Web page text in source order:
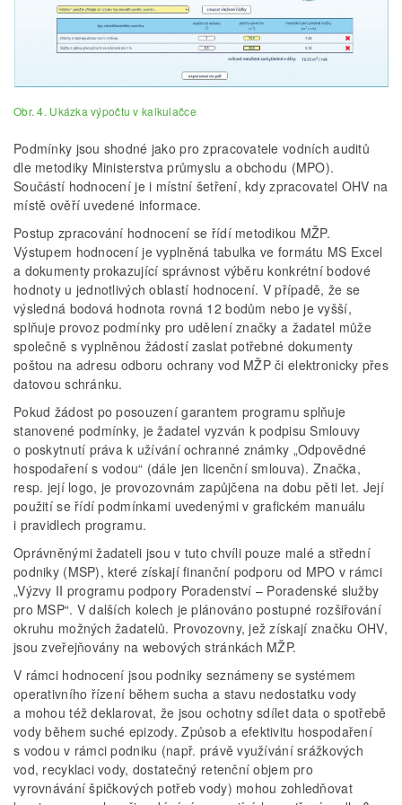
Obr. 4. Ukázka výpočtu v kalkulačce
Podmínky jsou shodné jako pro zpracovatele vodních auditů
dle metodiky Ministerstva průmyslu a obchodu (MPO).
Součástí hodnocení je i místní šetření, kdy zpracovatel OHV na
místě ověří uvedené informace.
Postup zpracování hodnocení se řídí metodikou MŽP.
Výstupem hodnocení je vyplněná tabulka ve formátu MS Excel
a dokumenty prokazující správnost výběru konkrétní bodové
hodnoty u jednotlivých oblastí hodnocení. V případě, že se
výsledná bodová hodnota rovná 12 bodům nebo je vyšší,
splňuje provoz podmínky pro udělení značky a žadatel může
společně s vyplněnou žádostí zaslat potřebné dokumenty
poštou na adresu odboru ochrany vod MŽP či elektronicky přes
datovou schránku.
Pokud žádost po posouzení garantem programu splňuje
stanovené podmínky, je žadatel vyzván k podpisu Smlouvy
o poskytnutí práva k užívání ochranné známky „Odpovědné
hospodaření s vodou“ (dále jen licenční smlouva). Značka,
resp. její logo, je provozovnám zapůjčena na dobu pěti let. Její
použití se řídí podmínkami uvedenými v grafickém manuálu
i pravidlech programu.
Oprávněnými žadateli jsou v tuto chvíli pouze malé a střední
podniky (MSP), které získají finanční podporu od MPO v rámci
„Výzvy II programu podpory Poradenství – Poradenské služby
pro MSP“. V dalších kolech je plánováno postupné rozšiřování
okruhu možných žadatelů. Provozovny, jež získají značku OHV,
jsou zveřejňovány na webových stránkách MŽP.
V rámci hodnocení jsou podniky seznámeny se systémem
operativního řízení během sucha a stavu nedostatku vody
a mohou též deklarovat, že jsou ochotny sdílet data o spotřebě
vody během suché epizody. Způsob a efektivitu hospodaření
s vodou v rámci podniku (např. právě využívání srážkových
vod, recyklaci vody, dostatečný retenční objem pro
vyrovnávání špičkových potřeb vody) mohou zohledňovat